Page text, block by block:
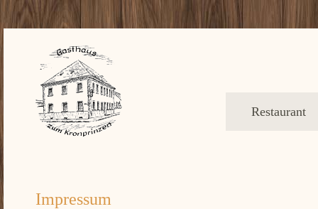
Impressum
Restaurant